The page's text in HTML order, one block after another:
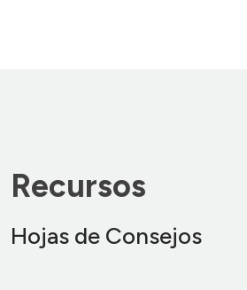
Recursos
Hojas de Consejos